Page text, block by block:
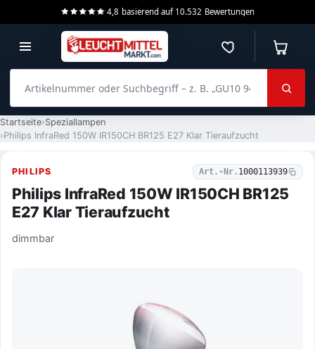
4,8 basierend auf 10.532 Bewertungen
Merkzettel
Startseite Speziallampen
Philips InfraRed 150W IR150CH BR125 E27 Klar Tieraufzucht
PHILIPS Art.-Nr. 1000113939
Philips InfraRed 150W IR150CH BR125
E27 Klar Tieraufzucht
dimmbar